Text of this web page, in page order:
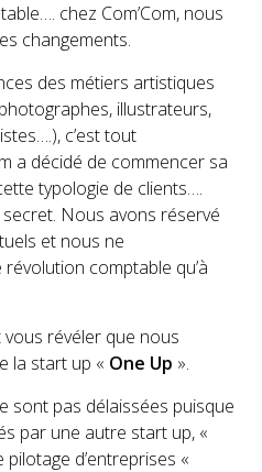
chez Com’Com, nous
changements.
des métiers artistiques
illustrateurs,
c’est tout
a décidé de commencer sa
typologie de clients….
secret. Nous avons réservé
et nous ne
comptable qu’à
révéler que nous
la start up « One Up ».
sont pas délaissées puisque
par une autre start up, «
d’entreprises «